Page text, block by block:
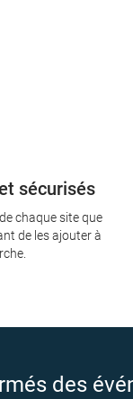
sécurisés
chaque site que
de les ajouter à
des